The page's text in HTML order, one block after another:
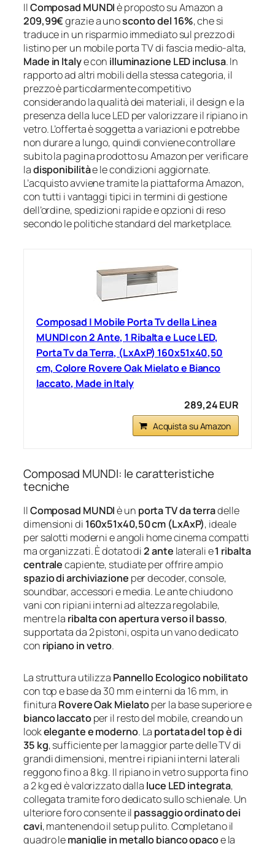
IlComposad MUNDIè proposto su Amazon a
209,99€grazie a unosconto del 16%, che si
traduce in un risparmio immediato sul prezzo di
listino per un mobile porta TV di fascia medio-alta,
Made in Italye con illuminazione LED inclusa. In
rapporto ad altri mobili della stessa categoria, il
prezzo è particolarmente competitivo
considerando la qualità dei materiali, il design e la
presenza della luce LED per valorizzare il ripiano in
vetro. L’offerta è soggetta a variazioni e potrebbe
non durare a lungo, quindi conviene controllare
subito la pagina prodotto su Amazon per verificare
ladisponibilitàe le condizioni aggiornate.
L’acquisto avviene tramite la piattaforma Amazon,
con tutti i vantaggi tipici in termini di gestione
dell’ordine, spedizioni rapide e opzioni di reso
secondo le politiche standard del marketplace.
Composad | Mobile Porta Tv della Linea
MUNDI con 2 Ante, 1 Ribalta e Luce LED,
Porta Tv da Terra, (LxAxP) 160x51x40,50
cm, Colore Rovere Oak Mielato e Bianco
laccato, Made in Italy
289,24 EUR
Acquista su Amazon
Composad MUNDI: le caratteristiche
tecniche
IlComposad MUNDIè un porta TV da terradelle
dimensioni di 160x51x40,50 cm (LxAxP), ideale
per salotti moderni e angoli home cinema compatti
ma organizzati. È dotato di2 ante laterali e1 ribalta
centralecapiente, studiate per offrire ampio
spazio di archiviazione per decoder, console,
soundbar, accessori e media. Le ante chiudono
vani con ripiani interni ad altezza regolabile,
mentre la ribalta con apertura verso il basso,
supportata da 2 pistoni, ospita un vano dedicato
con ripiano in vetro.
La struttura utilizza Pannello Ecologico nobilitato
con top e base da 30 mm e interni da 16 mm, in
finitura Rovere Oak Mielatoper la base superiore e
bianco laccatoper il resto del mobile, creando un
lookelegante e moderno. La portata del top è di
35 kg, sufficiente per la maggior parte delle TV di
grandi dimensioni, mentre i ripiani interni laterali
reggono fino a 8 kg. Il ripiano in vetro supporta fino
a 2 kg ed è valorizzato dalla luce LED integrata,
collegata tramite foro dedicato sullo schienale. Un
ulteriore foro consente il passaggio ordinato dei
cavi, mantenendo il setup pulito. Completano il
quadro lemaniglie in metallo bianco opacoe la